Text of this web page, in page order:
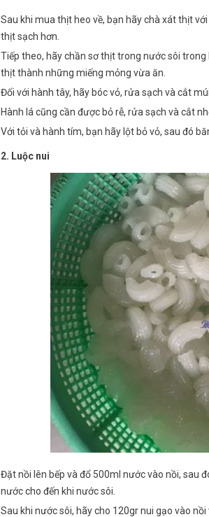
Sau khi mua thịt heo về, bạn hãy chà xát thịt
thịt sạch hơn.
Tiếp theo, hãy chần sơ thịt trong nước sôi
thịt thành những miếng mỏng vừa ăn.
Đối với hành tây, hãy bóc vỏ, rửa sạch và cắt
Hành lá cũng cần được bỏ rễ, rửa sạch và cắt
Với tỏi và hành tím, bạn hãy lột bỏ vỏ, sau đó
2. Luộc nui
Đặt nồi lên bếp và đổ 500ml nước vào nồi, sau
nước cho đến khi nước sôi.
Sau khi nước sôi, hãy cho 120gr nui gạo vào